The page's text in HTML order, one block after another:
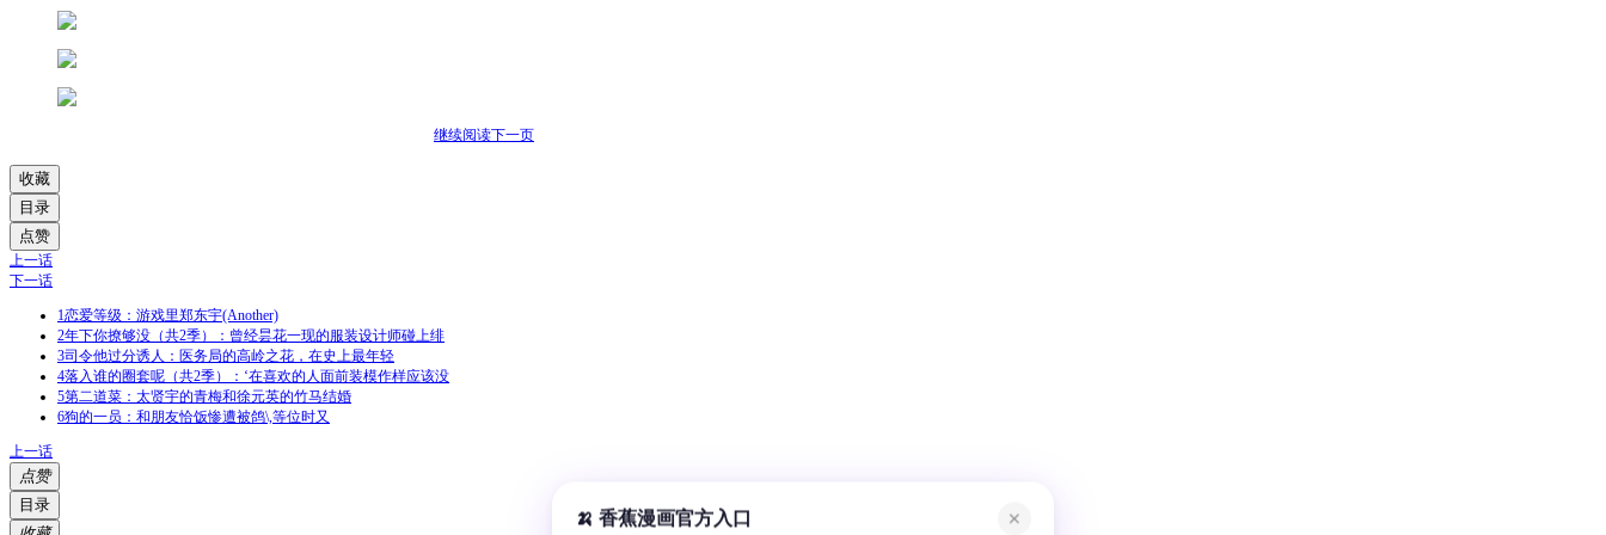
继续阅读下一页
收藏
目录
点赞
上一话
下一话
1恋爱等级：游戏里郑东宇(Another)
2年下你撩够没（共2季）：曾经昙花一现的服装设计师碰上绯
3司令他过分诱人：医务局的高岭之花，在史上最年轻
4落入谁的圈套呢（共2季）：‘在喜欢的人面前装模作样应该没
5第二道菜：太贤宇的青梅和徐元英的竹马结婚
6狗的一员：和朋友恰饭惨遭被鸽\,等位时又
上一话
点赞
目录
🍌 香蕉漫画官方入口 ✕